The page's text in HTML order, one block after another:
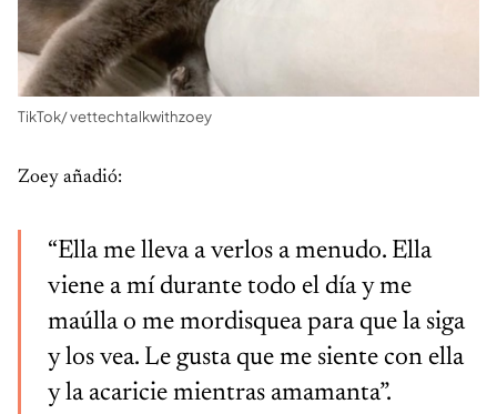
TikTok/ vettechtalkwithzoey
Zoey añadió:
“Ella me lleva a verlos a menudo. Ella
viene a mí durante todo el día y me
maúlla o me mordisquea para que la siga
y los vea. Le gusta que me siente con ella
y la acaricie mientras amamanta”.